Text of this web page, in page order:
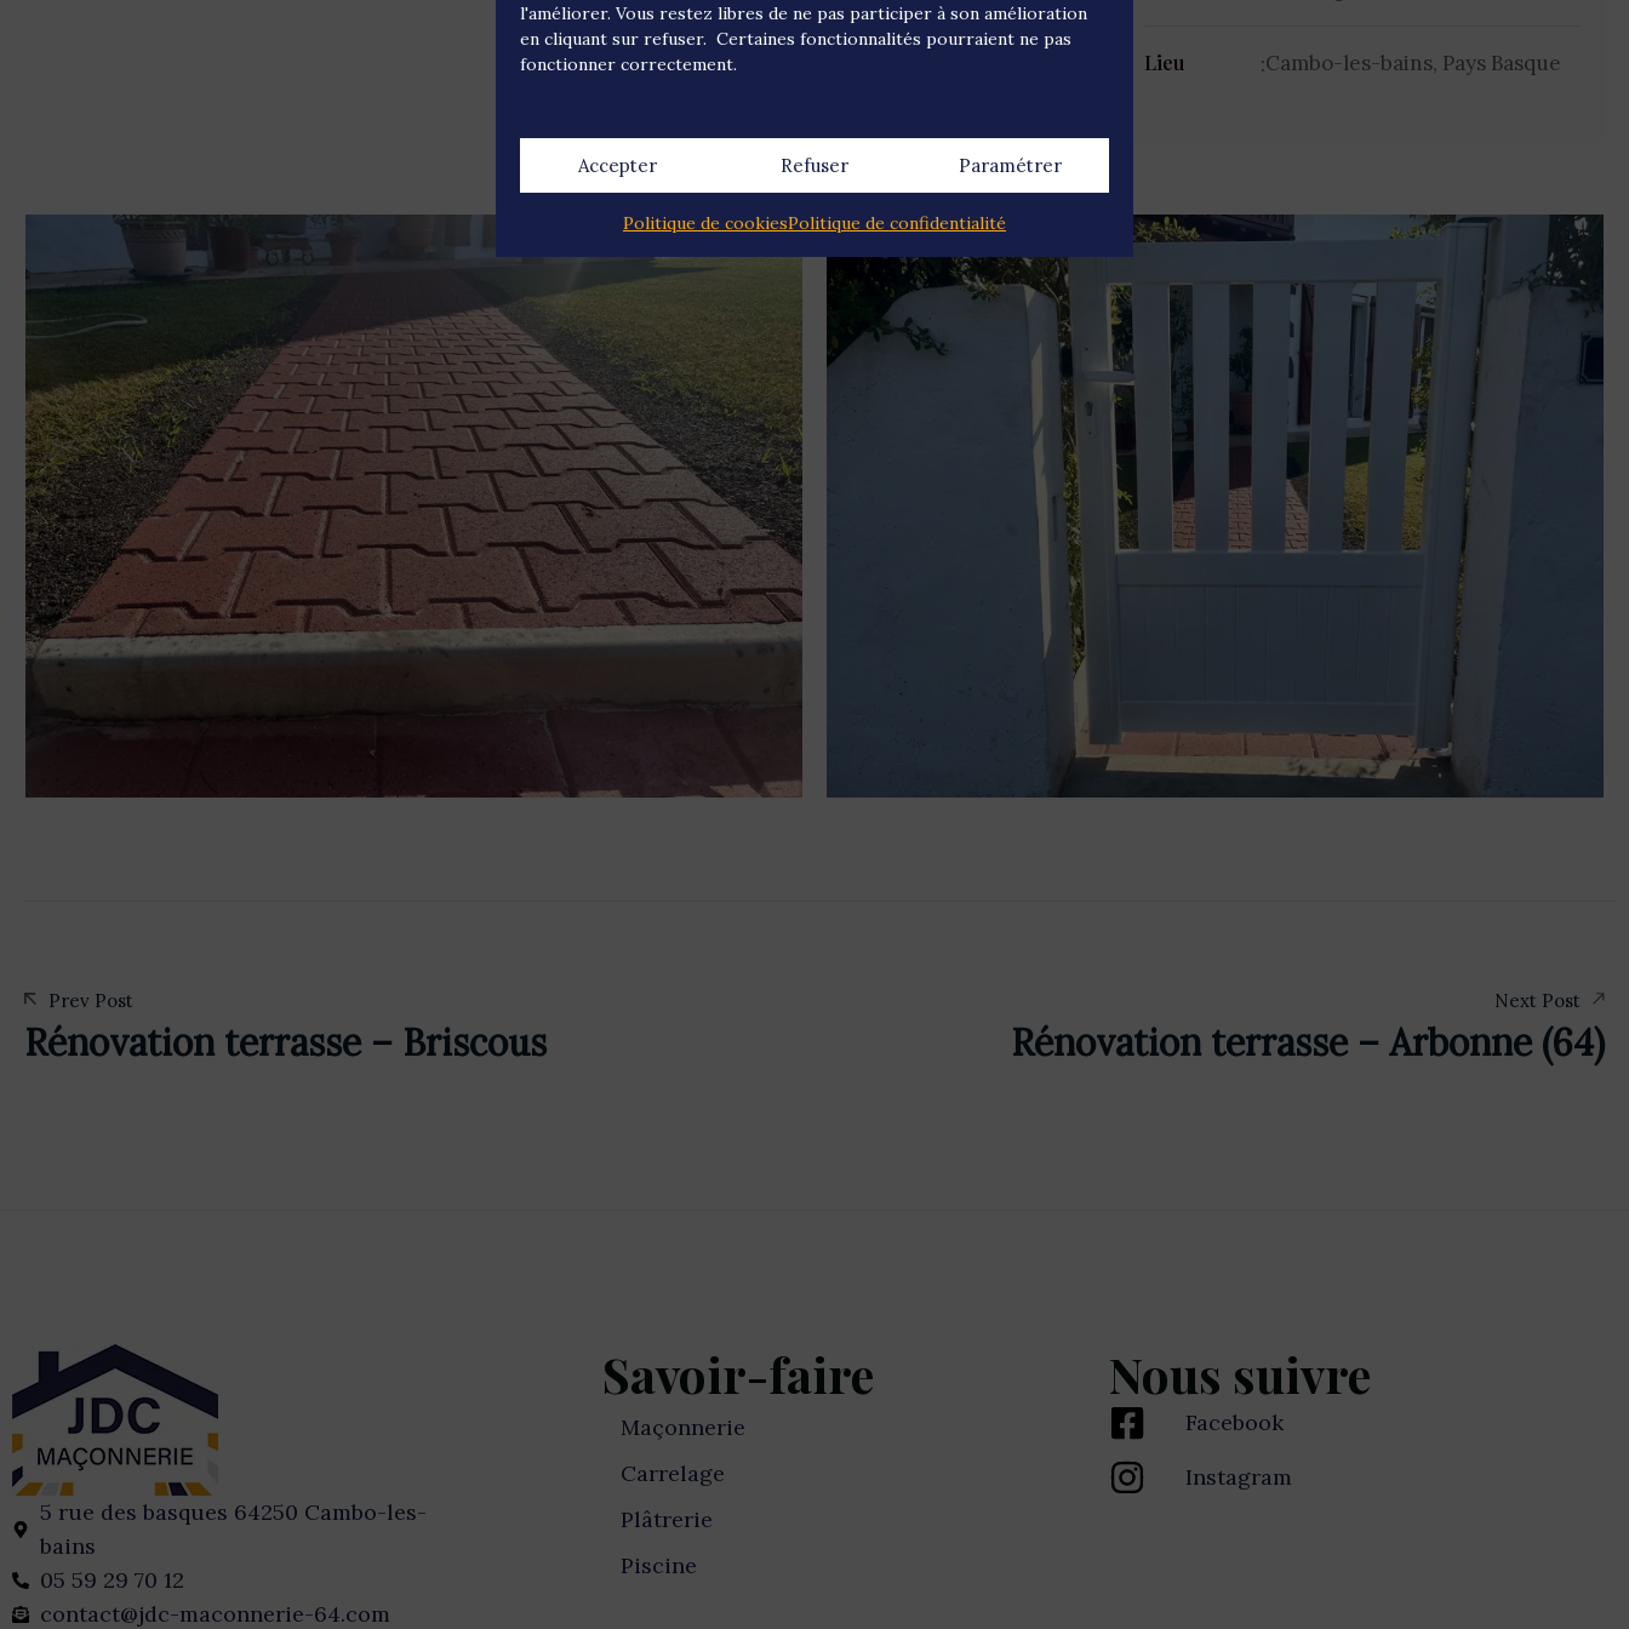
l'améliorer. Vous restez libres de ne pas participer à son amélioration
en cliquant sur refuser. Certaines fonctionnalités pourraient ne pas
fonctionner correctement.
Accepter Refuser Paramétrer
Politique de cookiesPolitique de confidentialité
Lieu Cambo-les-bains, Pays Basque
Prev Post
Rénovation terrasse – Briscous
Next Post
Rénovation terrasse – Arbonne (64)
5 rue des basques 64250 Cambo-les-
bains
05 59 29 70 12
contact@jdc-maconnerie-64.com
Savoir-faire
Maçonnerie
Carrelage
Plâtrerie
Piscine
Nous suivre
Facebook
Instagram